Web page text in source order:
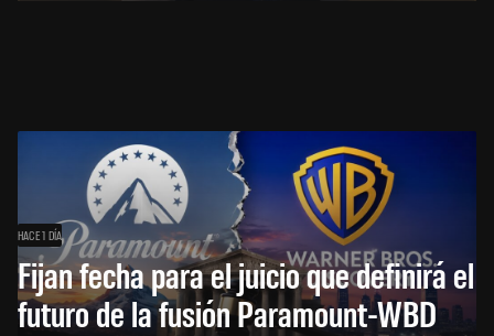
HACE 1 DÍA
Fijan fecha para el juicio que definirá el
futuro de la fusión Paramount-WBD